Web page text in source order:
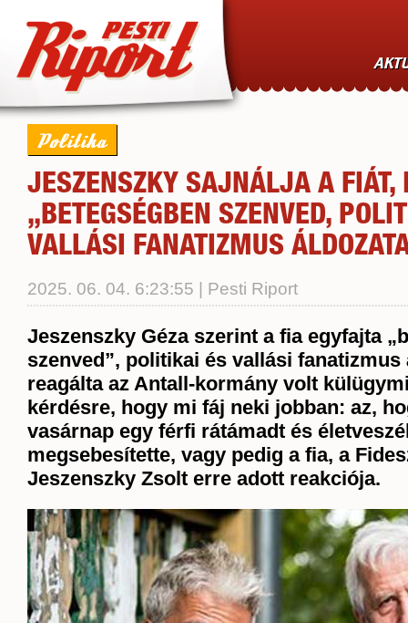
Politika
JESZENSZKY SAJNÁLJA A FIÁT,
„BETEGSÉGBEN SZENVED,
VALLÁSI FANATIZMUS
2025. 06. 04. 6:23:55 | Pesti Riport
Jeszenszky Géza szerint a fia egyfajta
szenved”, politikai és vallási fanatizmus
reagálta az Antall-kormány volt
kérdésre, hogy mi fáj neki jobban: az,
vasárnap egy férfi rátámadt és
megsebesítette, vagy pedig a fia, a
Jeszenszky Zsolt erre adott reakciója.